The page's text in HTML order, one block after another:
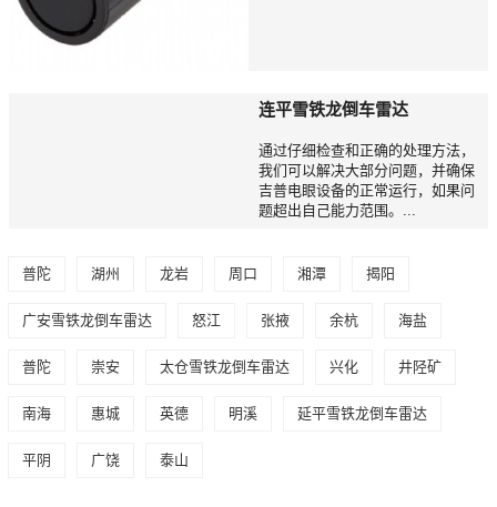
连平雪铁龙倒车雷达
通过仔细检查和正确的处理方法，
我们可以解决大部分问题，并确保
吉普电眼设备的正常运行，如果问
题超出自己能力范围。...
普陀 湖州 龙岩 周口 湘潭 揭阳
广安雪铁龙倒车雷达 怒江 张掖 余杭 海盐
普陀 崇安 太仓雪铁龙倒车雷达 兴化 井陉矿
南海 惠城 英德 明溪 延平雪铁龙倒车雷达
平阴 广饶 泰山